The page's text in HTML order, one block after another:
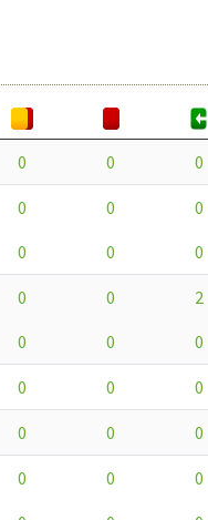
0 0 0
0 0 0
0 0 0
0 0 2
0 0 0
0 0 0
0 0 0
0 0 0